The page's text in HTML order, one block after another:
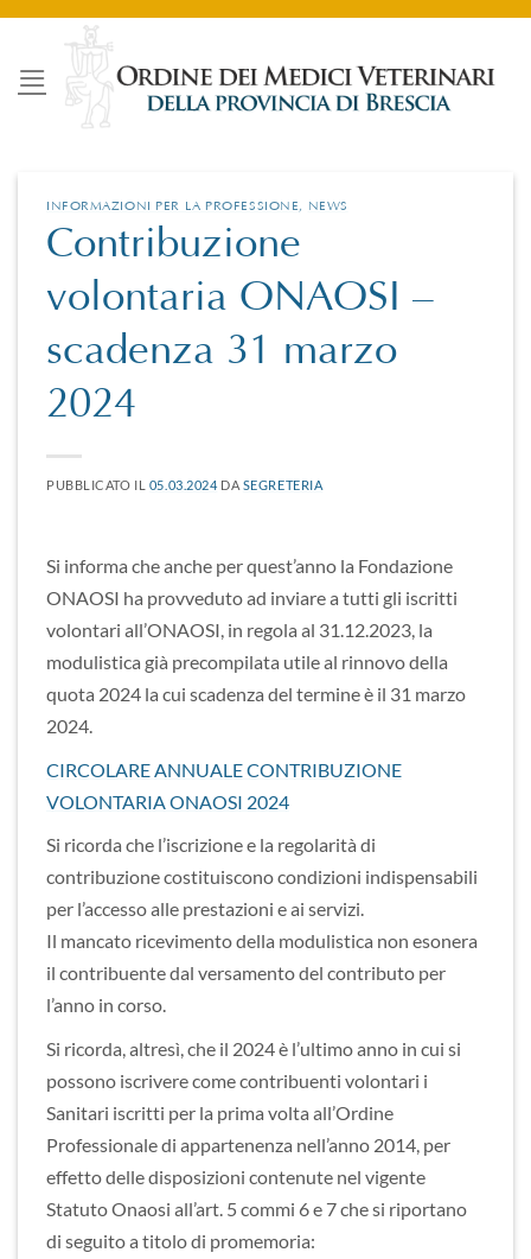
Salta
contenuti
INFORMAZIONI PER LA PROFESSIONE, NEWS
Contribuzione
volontaria ONAOSI –
scadenza 31 marzo
2024
PUBBLICATO IL 05.03.2024 DA SEGRETERIA
Si informa che anche per quest’anno la Fondazione
ONAOSI ha provveduto ad inviare a tutti gli iscritti
volontari all’ONAOSI, in regola al 31.12.2023, la
modulistica già precompilata utile al rinnovo della
quota 2024 la cui scadenza del termine è il 31 marzo
2024.
CIRCOLARE ANNUALE CONTRIBUZIONE
VOLONTARIA ONAOSI 2024
Si ricorda che l’iscrizione e la regolarità di
contribuzione costituiscono condizioni indispensabili
per l’accesso alle prestazioni e ai servizi.
Il mancato ricevimento della modulistica non esonera
il contribuente dal versamento del contributo per
l’anno in corso.
Si ricorda, altresì, che il 2024 è l’ultimo anno in cui si
possono iscrivere come contribuenti volontari i
Sanitari iscritti per la prima volta all’Ordine
Professionale di appartenenza nell’anno 2014, per
effetto delle disposizioni contenute nel vigente
Statuto Onaosi all’art. 5 commi 6 e 7 che si riportano
di seguito a titolo di promemoria: